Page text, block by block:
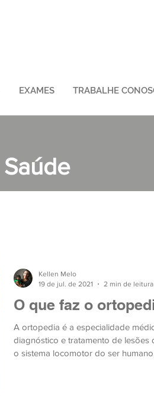
EXAMES TRABALHE
O que faz o
A ortopedia é a especialidade
diagnóstico e tratamento de lesões
o sistema locomotor do ser humano,
Kellen Melo
19 de jul. de 2021
2 min de leitura